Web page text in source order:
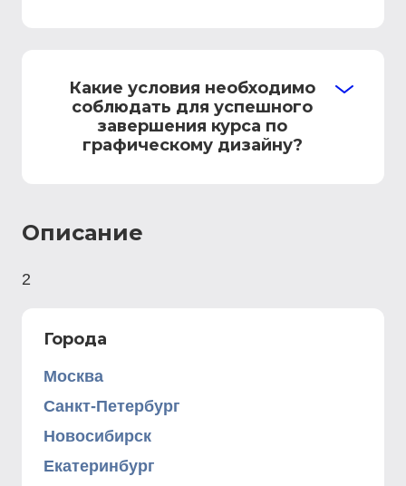
Какие условия необходимо
соблюдать для успешного
завершения курса по
графическому дизайну?
Описание
2
Города
Москва
Санкт-Петербург
Новосибирск
Екатеринбург